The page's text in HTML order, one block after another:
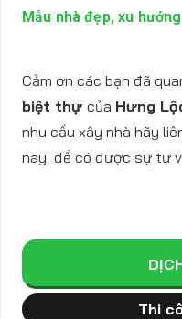
Mẫu nhà đẹp, xu
Cảm ơn các bạn đã
biệt thự của Hưng
nhu cầu xây nhà hãy
nay để có được sự tư
Thi